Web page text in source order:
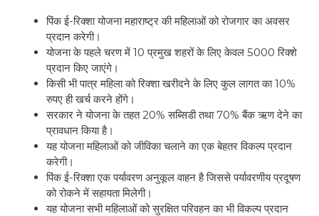
पिंक ई-रिक्शा योजना महाराष्ट्र की महिलाओं को रोजगार का अवसर
प्रदान करेगी।
योजना के पहले चरण में 10 प्रमुख शहरों के लिए केवल 5000 रिक्शे
प्रदान किए जाएंगे।
किसी भी पात्र महिला को रिक्शा खरीदने के लिए कुल लागत का 10%
रुपए ही खर्च करने होंगे।
सरकार ने योजना के तहत 20% सब्सिडी तथा 70% बैंक ऋण देने का
प्रावधान किया है।
यह योजना महिलाओं को जीविका चलाने का एक बेहतर विकल्प प्रदान
करेगी।
पिंक ई-रिक्शा एक पर्यावरण अनुकूल वाहन है जिससे पर्यावरणीय प्रदूषण
को रोकने में सहायता मिलेगी।
यह योजना सभी महिलाओं को सुरक्षित परिवहन का भी विकल्प प्रदान